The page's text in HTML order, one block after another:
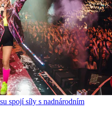
spojí síly s nadnárodním